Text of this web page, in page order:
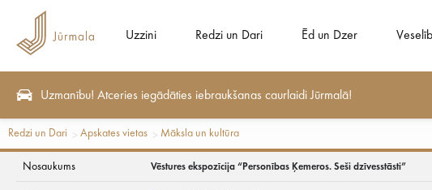
Uzzini Redzi un Dari Ēd un Dzer
Uzmanību! Atceries iegādāties iebraukšanas caurlaidi Jūrmalā!
Redzi un Dari Apskates vietas Māksla un kultūra
Vēstures ekspozīcija
Nosaukums Vēstures ekspozīcija “Personības Ķemeros. Seši dzīvesstāsti”